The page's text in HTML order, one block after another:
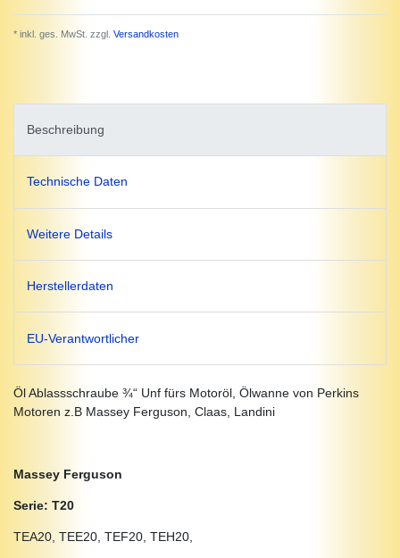
* inkl. ges. MwSt. zzgl. Versandkosten
Beschreibung
Technische Daten
Weitere Details
Herstellerdaten
EU-Verantwortlicher
Öl Ablassschraube ¾“ Unf fürs Motoröl, Ölwanne von Perkins
Motoren z.B Massey Ferguson, Claas, Landini
Massey Ferguson
Serie: T20
TEA20, TEE20, TEF20, TEH20,